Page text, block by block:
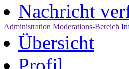
Nachricht
Administration Moderations-Bereich
Übersicht